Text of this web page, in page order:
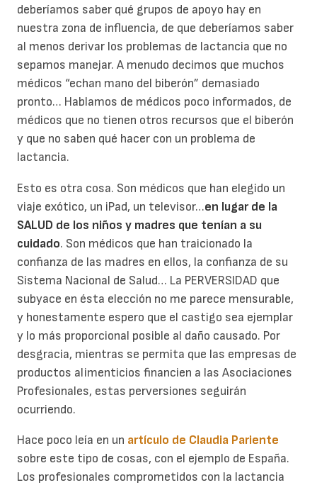
deberíamos saber qué grupos de apoyo hay en
nuestra zona de influencia, de que deberíamos saber
al menos derivar los problemas de lactancia que no
sepamos manejar. A menudo decimos que muchos
médicos “echan mano del biberón” demasiado
pronto… Hablamos de médicos poco informados, de
médicos que no tienen otros recursos que el biberón
y que no saben qué hacer con un problema de
lactancia.
Esto es otra cosa. Son médicos que han elegido un
viaje exótico, un iPad, un televisor…en lugar de la
SALUD de los niños y madres que tenían a su
cuidado. Son médicos que han traicionado la
confianza de las madres en ellos, la confianza de su
Sistema Nacional de Salud… La PERVERSIDAD que
subyace en ésta elección no me parece mensurable,
y honestamente espero que el castigo sea ejemplar
y lo más proporcional posible al daño causado. Por
desgracia, mientras se permita que las empresas de
productos alimenticios financien a las Asociaciones
Profesionales, estas perversiones seguirán
ocurriendo.
Hace poco leía en un artículo de Claudia Pariente
sobre este tipo de cosas, con el ejemplo de España.
Los profesionales comprometidos con la lactancia